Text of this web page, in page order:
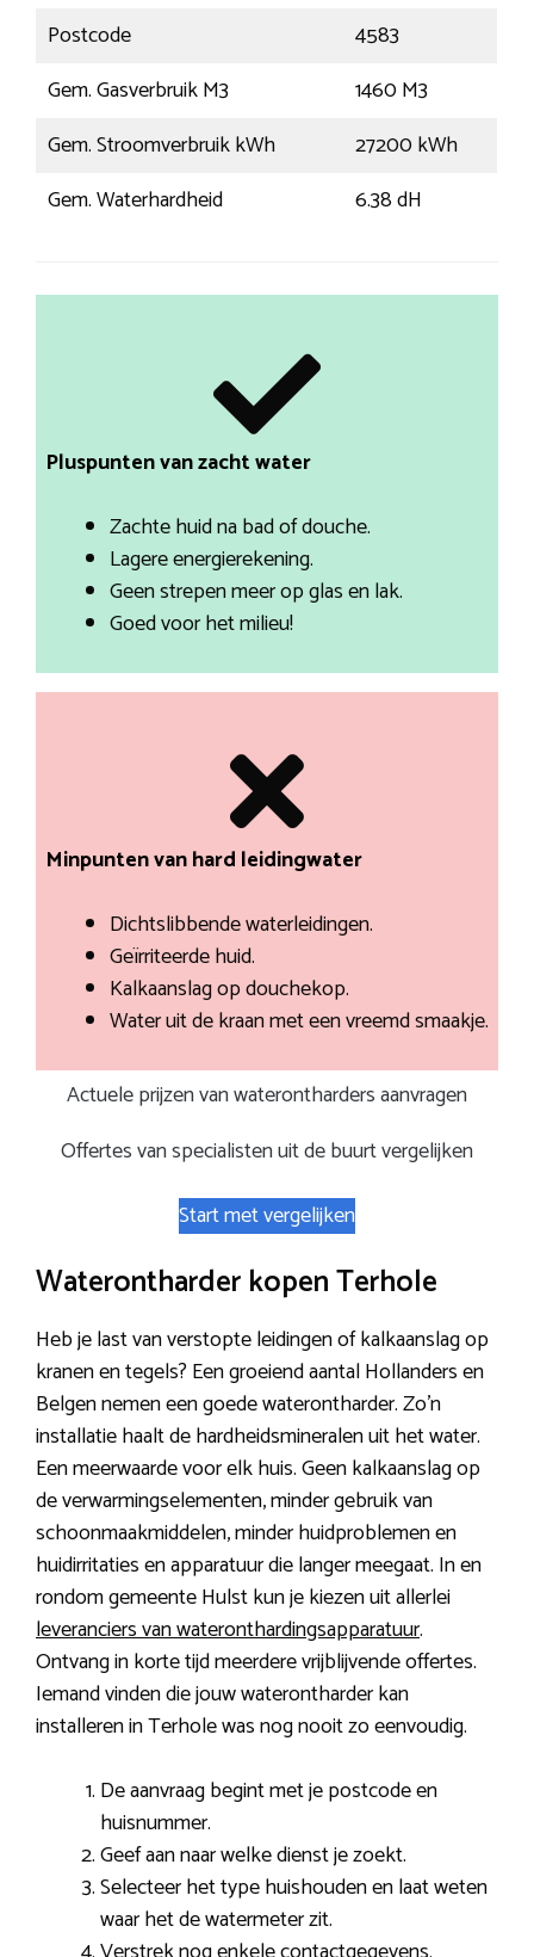
Postcode
4583
Gem. Gasverbruik M3
1460 M3
Gem. Stroomverbruik kWh
27200 kWh
Gem. Waterhardheid
6.38 dH
Pluspunten van zacht water
Zachte huid na bad of douche.
Lagere energierekening.
Geen strepen meer op glas en lak.
Goed voor het milieu!
Minpunten van hard leidingwater
Dichtslibbende waterleidingen.
Geïrriteerde huid.
Kalkaanslag op douchekop.
Water uit de kraan met een vreemd smaakje.
Actuele prijzen van waterontharders aanvragen
Offertes van specialisten uit de buurt vergelijken
Start met vergelijken
Waterontharder kopen Terhole
Heb je last van verstopte leidingen of kalkaanslag op
kranen en tegels? Een groeiend aantal Hollanders en
Belgen nemen een goede waterontharder. Zo’n
installatie haalt de hardheidsmineralen uit het water.
Een meerwaarde voor elk huis. Geen kalkaanslag op
de verwarmingselementen, minder gebruik van
schoonmaakmiddelen, minder huidproblemen en
huidirritaties en apparatuur die langer meegaat. In en
rondom gemeente Hulst kun je kiezen uit allerlei
leveranciers van wateronthardingsapparatuur.
Ontvang in korte tijd meerdere vrijblijvende offertes.
Iemand vinden die jouw waterontharder kan
installeren in Terhole was nog nooit zo eenvoudig.
De aanvraag begint met je postcode en
huisnummer.
Geef aan naar welke dienst je zoekt.
Selecteer het type huishouden en laat weten
waar het de watermeter zit.